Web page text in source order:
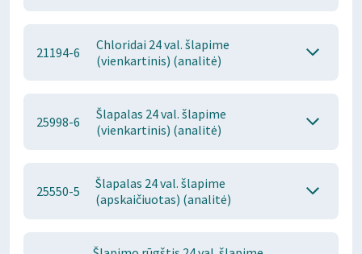
21194-6
Chloridai 24 val. šlapime
(vienkartinis) (analitė)
25998-6
Šlapalas 24 val. šlapime
(vienkartinis) (analitė)
25550-5
Šlapalas 24 val. šlapime
(apskaičiuotas) (analitė)